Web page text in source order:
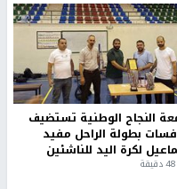
النجاح الوطنية تستضيف
بطولة الراحل مفيد
لكرة اليد للناشئين